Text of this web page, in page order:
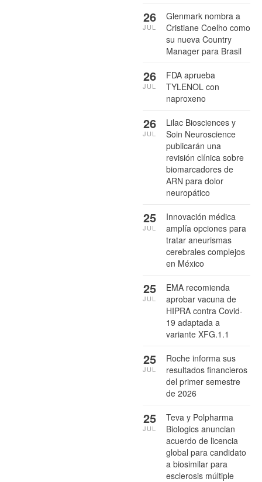
Glenmark nombra a
Cristiane Coelho como
su nueva Country
Manager para Brasil
26
JUL
FDA aprueba
TYLENOL con
naproxeno
26
JUL
Lilac Biosciences y
Soin Neuroscience
publicarán una
revisión clínica sobre
biomarcadores de
ARN para dolor
neuropático
26
JUL
Innovación médica
amplía opciones para
tratar aneurismas
cerebrales complejos
en México
25
JUL
EMA recomienda
aprobar vacuna de
HIPRA contra Covid-
19 adaptada a
variante XFG.1.1
25
JUL
Roche informa sus
resultados financieros
del primer semestre
de 2026
25
JUL
Teva y Polpharma
Biologics anuncian
acuerdo de licencia
global para candidato
a biosimilar para
esclerosis múltiple
25
JUL